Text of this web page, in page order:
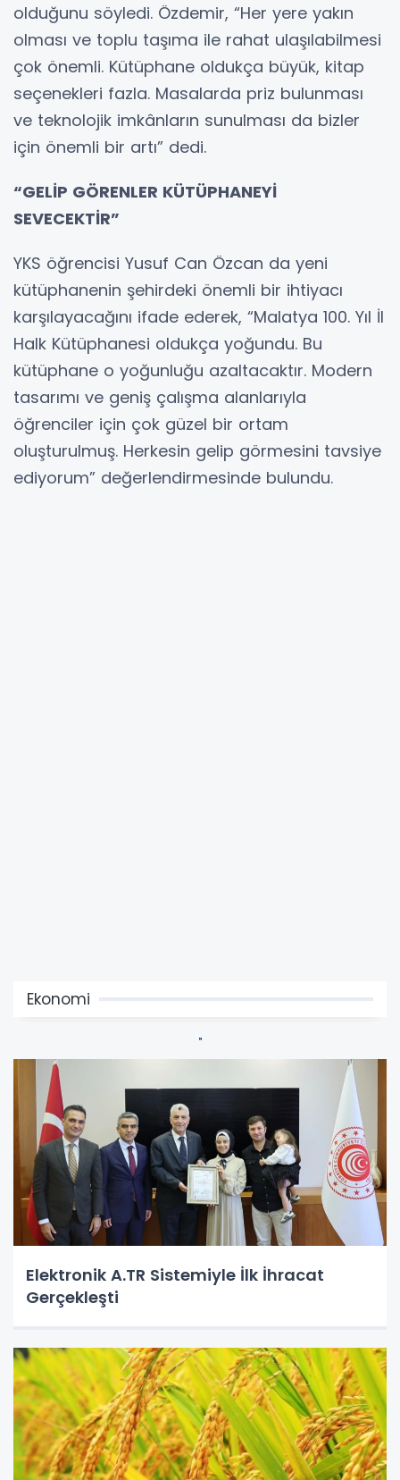
olduğunu söyledi. Özdemir, “Her yere yakın
olması ve toplu taşıma ile rahat ulaşılabilmesi
çok önemli. Kütüphane oldukça büyük, kitap
seçenekleri fazla. Masalarda priz bulunması
ve teknolojik imkânların sunulması da bizler
için önemli bir artı” dedi.
“GELİP GÖRENLER KÜTÜPHANEYİ
SEVECEKTİR”
YKS öğrencisi Yusuf Can Özcan da yeni
kütüphanenin şehirdeki önemli bir ihtiyacı
karşılayacağını ifade ederek, “Malatya 100. Yıl İl
Halk Kütüphanesi oldukça yoğundu. Bu
kütüphane o yoğunluğu azaltacaktır. Modern
tasarımı ve geniş çalışma alanlarıyla
öğrenciler için çok güzel bir ortam
oluşturulmuş. Herkesin gelip görmesini tavsiye
ediyorum” değerlendirmesinde bulundu.
Ekonomi
Elektronik A.TR Sistemiyle İlk İhracat
Gerçekleşti